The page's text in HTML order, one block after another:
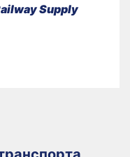
Supply